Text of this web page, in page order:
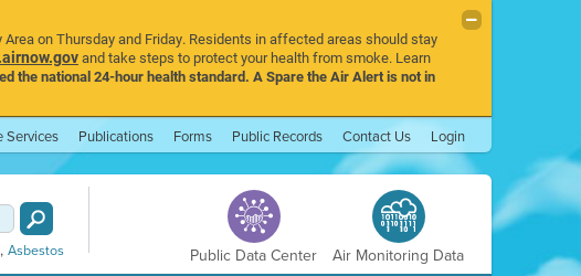
on Thursday and Friday. Residents in affected areas should stay
and take steps to protect your health from smoke. Learn
the national 24-hour health standard. A Spare the Air Alert is not in
Services Publications Forms Public Records Contact Us Login
, Asbestos Public Data Center Air Monitoring Data